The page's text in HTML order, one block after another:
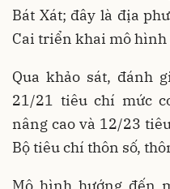
Bát Xát; đây là địa
Cai triển khai mô hình
Qua khảo sát, đánh
21/21 tiêu chí mức
nâng cao và 12/23
Bộ tiêu chí thôn số,